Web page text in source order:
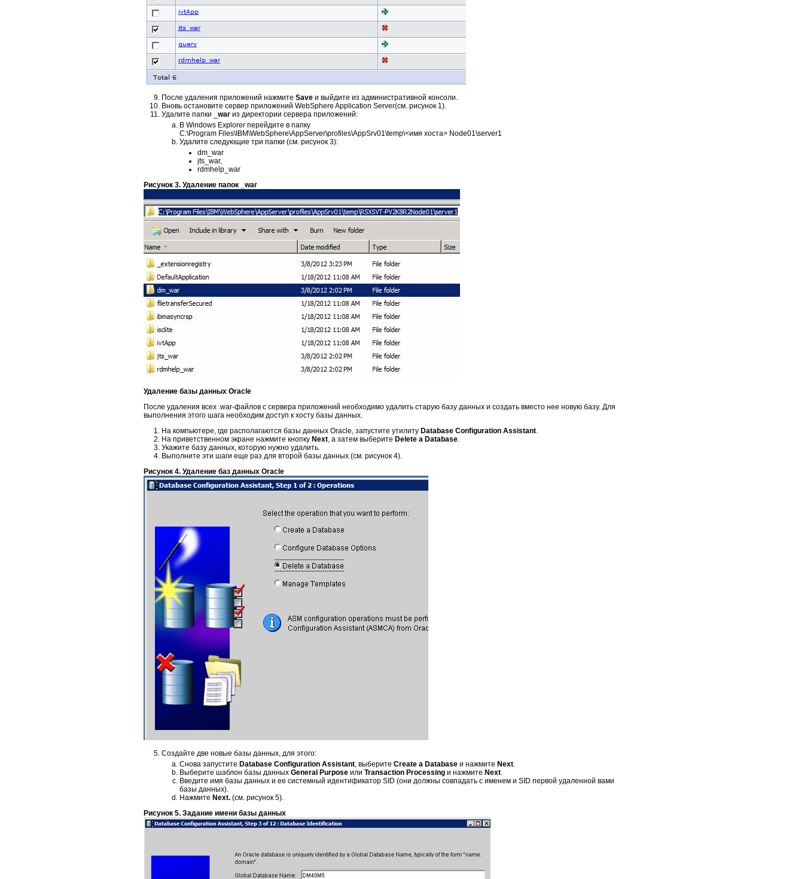
После удаления приложений нажмите Save и выйдите из административной консоли.
Вновь остановите сервер приложений WebSphere Application Server(cм. рисунок 1).
Удалите папки _ war из директории сервера приложений:
В Windows Explorer перейдите в папку
C:\Program Files\IBM\WebSphere\AppServer\profiles\AppSrv01\temp\<имя хоста> Node01\server1
Удалите следующие три папки (см. рисунок 3):
dm_war
jts_war,
rdmhelp_war
Рисунок 3. Удаление папок _war
Удаление базы данных Oracle
После удаления всех .war-файлов с сервера приложений необходимо удалить старую базу данных и создать вместо нее новую базу. Для
выполнения этого шага необходим доступ к хосту базы данных.
На компьютере, где располагаются базы данных Oracle, запустите утилиту Database Configuration Assistant
На приветственном экране нажмите кнопку Next , а затем выберите Delete a Database
Укажите базу данных, которую нужно удалить.
Выполните эти шаги еще раз для второй базы данных (см. рисунок 4).
Рисунок 4. Удаление баз данных Oracle
Создайте две новые базы данных, для этого:
Снова запустите Database Configuration Assistant , выберите Create a Database и нажмите Next
Выберите шаблон базы данных General Purpose или Transaction Processing и нажмите Next
Введите имя базы данных и ее системный идентификатор SID (они должны совпадать с именем и SID первой удаленной вами
базы данных).
Нажмите Next. (см. рисунок 5).
Рисунок 5. Задание имени базы данных